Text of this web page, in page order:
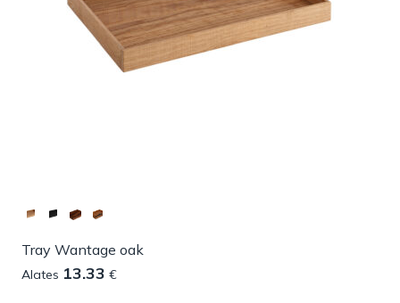
Tray Wantage oak
Alates 13.33 €